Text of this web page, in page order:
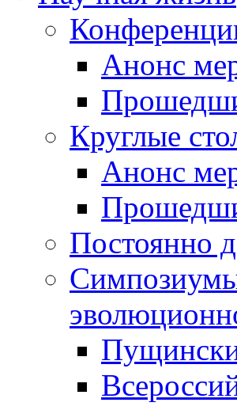
Анонс
Круглые
Анонс
Постоянно